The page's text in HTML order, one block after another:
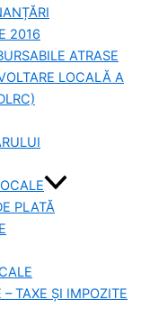
2016
ATRASE
LOCALĂ A
PLATĂ
TAXE ȘI IMPOZITE